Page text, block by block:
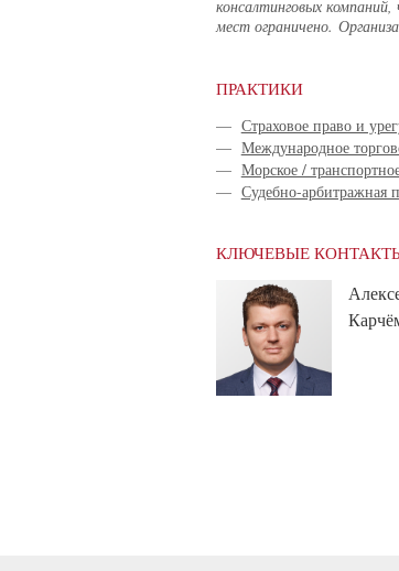
консалтинговых
мест ограничено.
ПРАКТИКИ
— Страховое право и
— Международное
— Морское /
— Судебно-арбитражная
КЛЮЧЕВЫЕ